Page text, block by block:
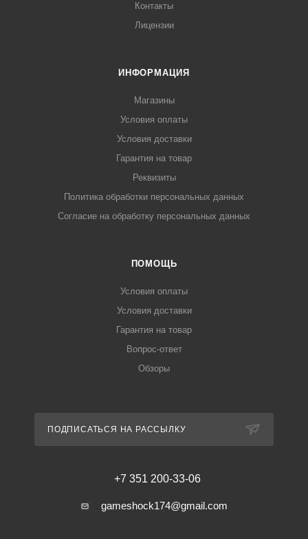
Контакты
Лицензии
ИНФОРМАЦИЯ
Магазины
Условия оплаты
Условия доставки
Гарантия на товар
Реквизиты
Политика обработки персональных данных
Согласие на обработку персональных данных
ПОМОЩЬ
Условия оплаты
Условия доставки
Гарантия на товар
Вопрос-ответ
Обзоры
ПОДПИСАТЬСЯ НА РАССЫЛКУ
+7 351 200-33-06
gameshock174@gmail.com